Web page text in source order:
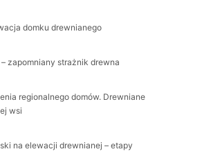
domku drewnianego
– zapomniany strażnik drewna
regionalnego domów. Drewniane
wsi
na elewacji drewnianej – etapy